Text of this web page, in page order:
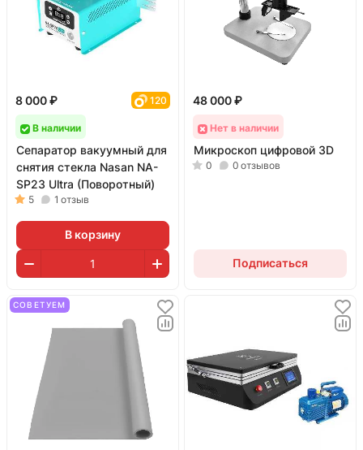
8 000 ₽ 120
В наличии
Сепаратор вакуумный для
снятия стекла Nasan NA-
SP23 Ultra (Поворотный)
5 1 отзыв
В корзину
48 000 ₽
Нет в наличии
Микроскоп цифровой 3D
0 0 отзывов
Подписаться
СОВЕТУЕМ